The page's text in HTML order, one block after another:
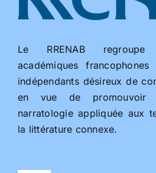
Le RRENAB
académiques
indépendants désireux de
en vue de promouvoir
narratologie appliquée aux
la littérature connexe.